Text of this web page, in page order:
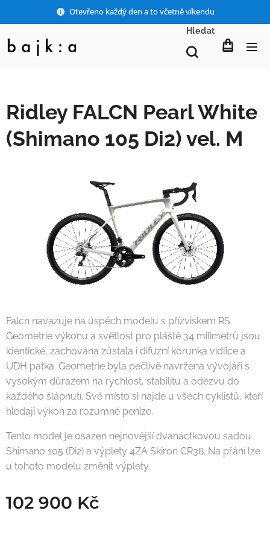
Otevřeno každý den a to včetně víkendu
Hledat
Ridley FALCN Pearl White
(Shimano 105 Di2) vel. M
Falcn navazuje na úspěch modelu s přízviskem RS.
Geometrie výkonu a světlost pro pláště 34 milimetrů jsou
identické, zachována zůstala i difuzní korunka vidlice a
UDH patka. Geometrie byla pečlivě navržena vývojáři s
vysokým důrazem na rychlost, stabilitu a odezvu do
každého šlápnutí. Své místo si najde u všech cyklistů, kteří
hledají výkon za rozumné peníze.
Tento model je osazen nejnovější dvanáctkovou sadou
Shimano 105 (Di2) a výplety 4ZA Skiron CR38. Na přání lze
u tohoto modelu změnit výplety.
102 900 Kč